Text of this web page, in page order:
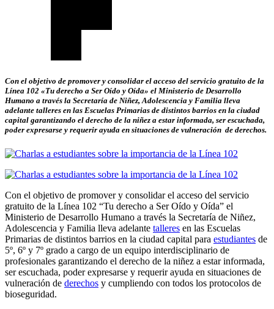
Con el objetivo de promover y consolidar el acceso del servicio gratuito de la
Línea 102 «Tu derecho a Ser Oído y Oída» el Ministerio de Desarrollo
Humano a través la Secretaría de Niñez, Adolescencia y Familia lleva
adelante talleres en las Escuelas Primarias de distintos barrios en la ciudad
capital garantizando el derecho de la niñez a estar informada, ser escuchada,
poder expresarse y requerir ayuda en situaciones de vulneración de derechos.
Con el objetivo de promover y consolidar el acceso del servicio
gratuito de la Línea 102 “Tu derecho a Ser Oído y Oída” el
Ministerio de Desarrollo Humano a través la Secretaría de Niñez,
Adolescencia y Familia lleva adelante talleres en las Escuelas
Primarias de distintos barrios en la ciudad capital para estudiantes de
5º, 6º y 7º grado a cargo de un equipo interdisciplinario de
profesionales garantizando el derecho de la niñez a estar informada,
ser escuchada, poder expresarse y requerir ayuda en situaciones de
vulneración de derechos y cumpliendo con todos los protocolos de
bioseguridad.